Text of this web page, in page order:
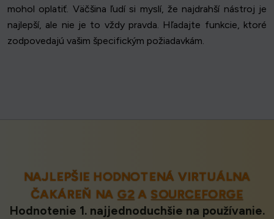
mohol oplatiť. Väčšina ľudí si myslí, že najdrahší nástroj je
najlepší, ale nie je to vždy pravda. Hľadajte funkcie, ktoré
zodpovedajú vašim špecifickým požiadavkám.
NAJLEPŠIE HODNOTENÁ VIRTUÁLNA
ČAKÁREŇ NAG2 A SOURCEFORGE
Hodnotenie 1. najjednoduchšie na používanie.